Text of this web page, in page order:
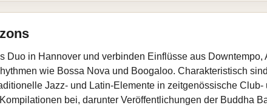
Duo in Hannover und verbinden Einflüsse aus Downtempo,
wie Bossa Nova und Boogaloo. Charakteristisch
Jazz‑ und Latin‑Elemente in zeitgenössische
bei, darunter Veröffentlichungen der Buddha